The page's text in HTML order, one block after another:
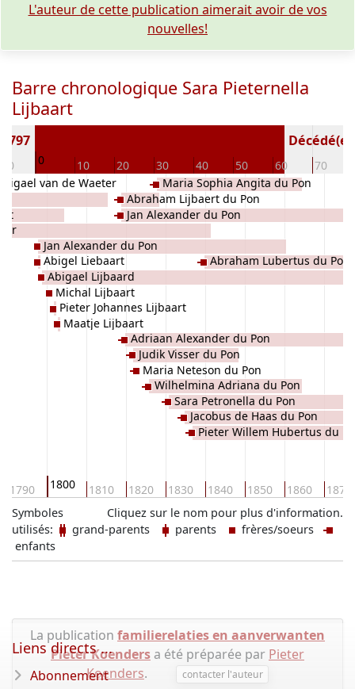
L'auteur de cette publication aimerait avoir de vos
nouvelles!
Barre chronologique Sara Pieternella
Lijbaart
0 10 20 30 40 50 60 70
Décédé(e
1790 1800 1810 1820 1830 1840 1850 1860 1870
van de Waeter
Jan Alexander du Pon
Abigel Liebaart
Abigael Lijbaard
Michal Lijbaart
Pieter Johannes Lijbaart
Maatje Lijbaart
Abraham Lijbaert du Pon
Jan Alexander du Pon
Adriaan Alexander du Pon
Judik Visser du Pon
Maria Neteson du Pon
Wilhelmina Adriana du Pon
Maria Sophia Angita du Pon
Sara Petronella du Pon
Jacobus de Haas du Pon
Pieter Willem Hubertus du
Abraham Lubertus du Pon
Cliquez sur le nom pour plus d'information.
Symboles
utilisés:
grand-parents parents
frères/soeurs
enfants
La publication familierelaties en aanverwanten
Pieter Koenders a été préparée par Pieter
Koenders. contacter l'auteur
Liens directs ...
Abonnement